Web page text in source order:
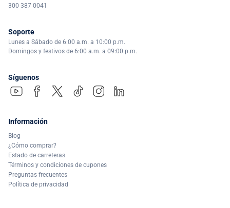
300 387 0041
Soporte
Lunes a Sábado de 6:00 a.m. a 10:00 p.m.
Domingos y festivos de 6:00 a.m. a 09:00 p.m.
Síguenos
Información
Blog
¿Cómo comprar?
Estado de carreteras
Términos y condiciones de cupones
Preguntas frecuentes
Política de privacidad